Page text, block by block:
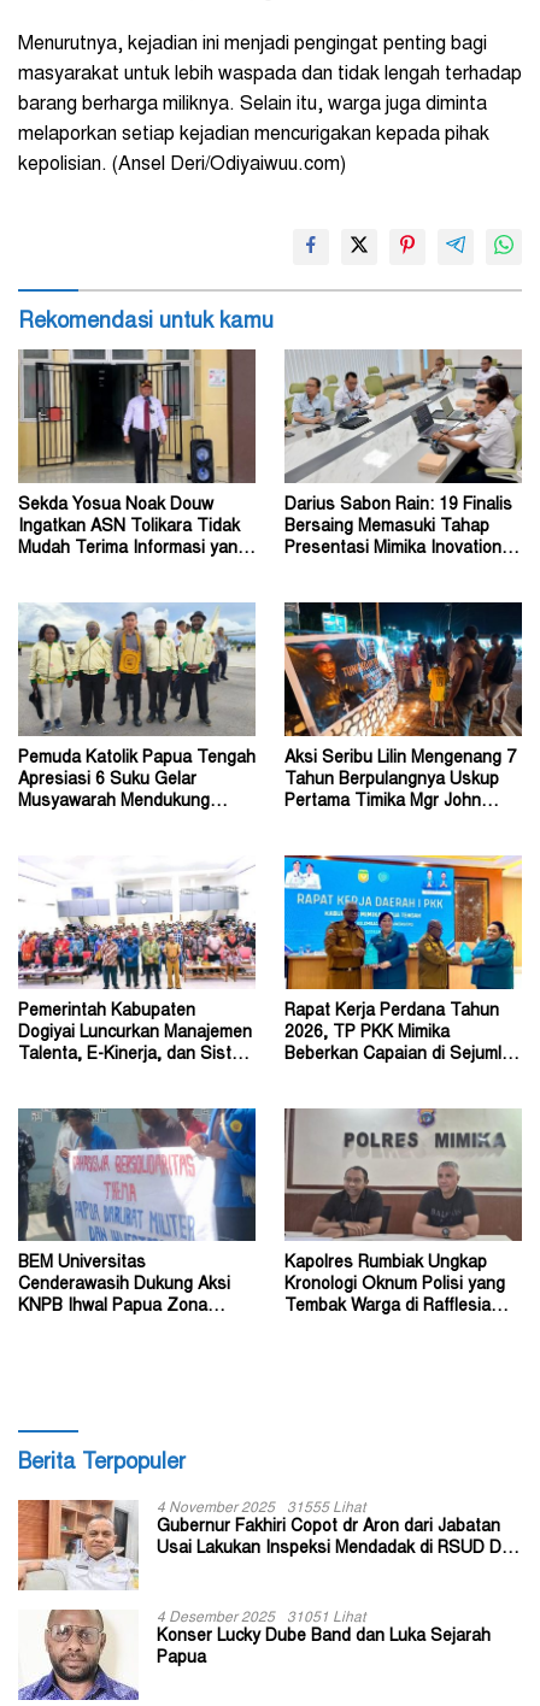
Menurutnya, kejadian ini menjadi pengingat penting bagi
masyarakat untuk lebih waspada dan tidak lengah terhadap
barang berharga miliknya. Selain itu, warga juga diminta
melaporkan setiap kejadian mencurigakan kepada pihak
kepolisian. (Ansel Deri/Odiyaiwuu.com)
Rekomendasi untuk kamu
Sekda Yosua Noak Douw
Ingatkan ASN Tolikara Tidak
Mudah Terima Informasi yang
Darius Sabon Rain: 19 Finalis
Bersaing Memasuki Tahap
Presentasi Mimika Inovation
Pemuda Katolik Papua Tengah
Apresiasi 6 Suku Gelar
Musyawarah Mendukung
Aksi Seribu Lilin Mengenang 7
Tahun Berpulangnya Uskup
Pertama Timika Mgr John
Pemerintah Kabupaten
Dogiyai Luncurkan Manajemen
Talenta, E-Kinerja, dan Sistem
Rapat Kerja Perdana Tahun
2026, TP PKK Mimika
Beberkan Capaian di Sejumlah
BEM Universitas
Cenderawasih Dukung Aksi
KNPB Ihwal Papua Zona
Kapolres Rumbiak Ungkap
Kronologi Oknum Polisi yang
Tembak Warga di Rafflesia
Berita Terpopuler
4 November 2025 31555 Lihat
Gubernur Fakhiri Copot dr Aron dari Jabatan
Usai Lakukan Inspeksi Mendadak di RSUD Dok
4 Desember 2025 31051 Lihat
Konser Lucky Dube Band dan Luka Sejarah
Papua